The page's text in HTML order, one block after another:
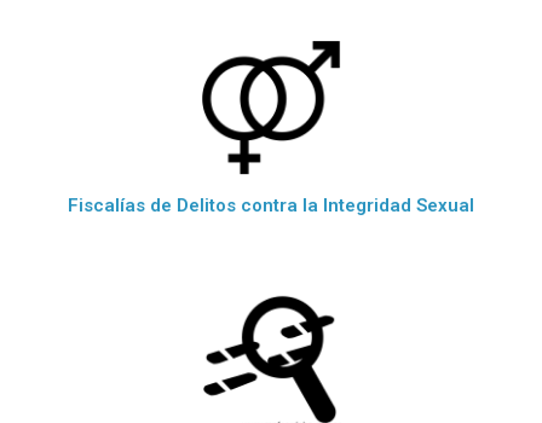
Fiscalías de Delitos contra la Integridad Sexual